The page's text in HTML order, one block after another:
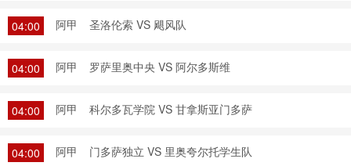
04:00 阿甲 圣洛伦索 VS 飓风队
04:00 阿甲 罗萨里奥中央 VS 阿尔多斯维
04:00 阿甲 科尔多瓦学院 VS 甘拿斯亚门多萨
04:00 阿甲 门多萨独立 VS 里奥夸尔托学生队